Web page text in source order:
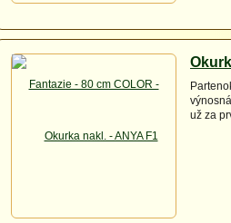
už za